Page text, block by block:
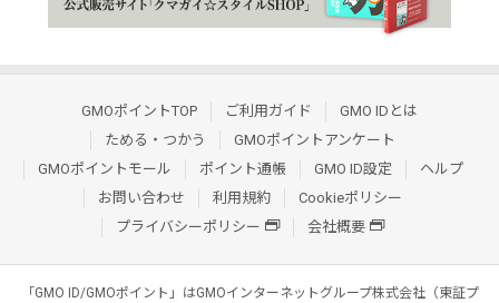
GMOポイントTOP ご利用ガイド
GMO IDとは
ためる・つかう
GMOポイントアンケート
GMOポイントモール
ポイント通帳 GMO ID設定
ヘルプ
お問い合わせ
利用規約
Cookieポリシー
プライバシーポリシー
会社概要
「GMO ID/GMOポイント」はGMOインターネットグループ株式会社（東証プ